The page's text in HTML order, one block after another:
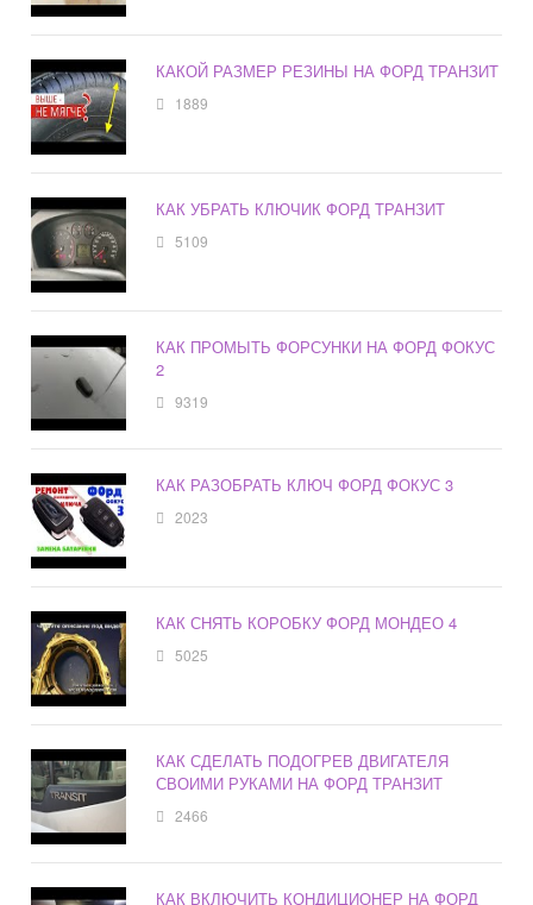
КАКОЙ РАЗМЕР РЕЗИНЫ НА ФОРД ТРАНЗИТ
1889
КАК УБРАТЬ КЛЮЧИК ФОРД ТРАНЗИТ
5109
КАК ПРОМЫТЬ ФОРСУНКИ НА ФОРД ФОКУС
2
9319
КАК РАЗОБРАТЬ КЛЮЧ ФОРД ФОКУС 3
2023
КАК СНЯТЬ КОРОБКУ ФОРД МОНДЕО 4
5025
КАК СДЕЛАТЬ ПОДОГРЕВ ДВИГАТЕЛЯ
СВОИМИ РУКАМИ НА ФОРД ТРАНЗИТ
2466
КАК ВКЛЮЧИТЬ КОНДИЦИОНЕР НА ФОРД